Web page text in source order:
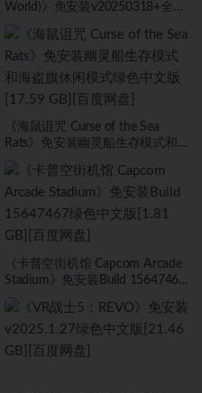
World)》免安装v20250318+全
盘]
《海鼠诅咒 Curse of the Sea
Rats》免安装幽灵船生存模式和
GB][百度网盘]
《卡普空街机馆 Capcom Arcade
Stadium》免安装Build 15647467